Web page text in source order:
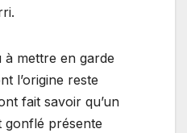
à mettre en garde
l’origine reste
fait savoir qu’un
gonflé présente